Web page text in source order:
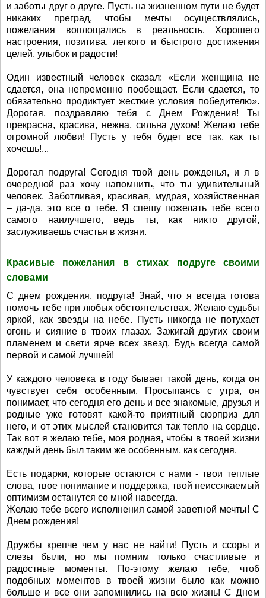
и заботы друг о друге. Пусть на жизненном пути не будет
никаких преград, чтобы мечты осуществлялись,
пожелания воплощались в реальность. Хорошего
настроения, позитива, легкого и быстрого достижения
целей, улыбок и радости!
Один известный человек сказал: «Если женщина не
сдается, она непременно пообещает. Если сдается, то
обязательно продиктует жесткие условия победителю».
Дорогая, поздравляю тебя с Днем Рождения! Ты
прекрасна, красива, нежна, сильна духом! Желаю тебе
огромной любви! Пусть у тебя будет все так, как ты
хочешь!...
Дорогая подруга! Сегодня твой день рожденья, и я в
очередной раз хочу напомнить, что ты удивительный
человек. Заботливая, красивая, мудрая, хозяйственная
– да-да, это все о тебе. Я спешу пожелать тебе всего
самого наилучшего, ведь ты, как никто другой,
заслуживаешь счастья в жизни.
Красивые пожелания в стихах подруге своими
словами
С днем рождения, подруга! Знай, что я всегда готова
помочь тебе при любых обстоятельствах. Желаю судьбы
яркой, как звезды на небе. Пусть никогда не потухает
огонь и сияние в твоих глазах. Зажигай других своим
пламенем и свети ярче всех звезд. Будь всегда самой
первой и самой лучшей!
У каждого человека в году бывает такой день, когда он
чувствует себя особенным. Просыпаясь с утра, он
понимает, что сегодня его день и все знакомые, друзья и
родные уже готовят какой-то приятный сюрприз для
него, и от этих мыслей становится так тепло на сердце.
Так вот я желаю тебе, моя родная, чтобы в твоей жизни
каждый день был таким же особенным, как сегодня.
Есть подарки, которые остаются с нами - твои теплые
слова, твое понимание и поддержка, твой неиссякаемый
оптимизм останутся со мной навсегда.
Желаю тебе всего исполнения самой заветной мечты! С
Днем рождения!
Дружбы крепче чем у нас не найти! Пусть и ссоры и
слезы были, но мы помним только счастливые и
радостные моменты. По-этому желаю тебе, чтоб
подобных моментов в твоей жизни было как можно
больше и все они запомнились на всю жизнь! С Днем